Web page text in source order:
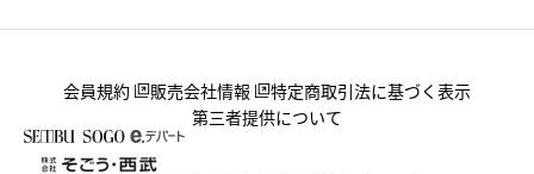
会員規約 販売会社情報
特定商取引法に基づく表示
第三者提供について